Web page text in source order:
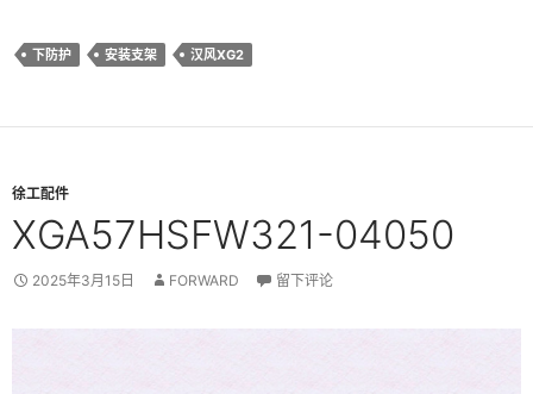
下防护 安装支架 汉风XG2
徐工配件
XGA57HSFW321-04050
2025年3月15日 FORWARD 留下评论